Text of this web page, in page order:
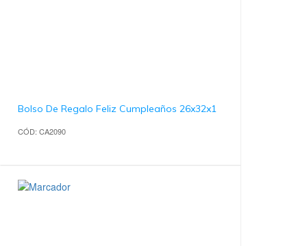
Bolso De Regalo Feliz Cumpleaños 26x32x1
CÓD: CA2090